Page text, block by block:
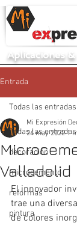
Aplicaciones &
Entrada
Todas las entradas
decoración
microcemento
reformas
pintura
Todas las entradas
Valladolid
Mi Expresión
24 may 2022 1
El innovador
trae una
de colores